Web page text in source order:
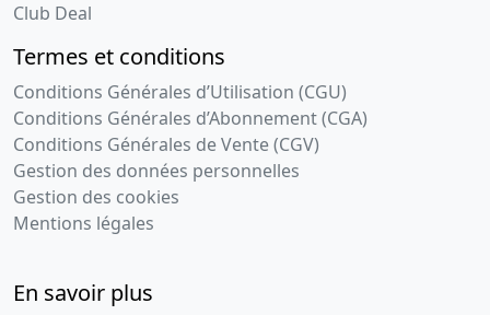
Club Deal
Termes et conditions
Conditions Générales d’Utilisation (CGU)
Conditions Générales d’Abonnement (CGA)
Conditions Générales de Vente (CGV)
Gestion des données personnelles
Gestion des cookies
Mentions légales
En savoir plus